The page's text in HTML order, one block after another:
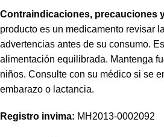
Contraindicaciones, precauciones
producto es un medicamento revisar
advertencias antes de su consumo.
alimentación equilibrada. Mantenga
niños. Consulte con su médico si se
embarazo o lactancia.
Registro invima: MH2013-0002092